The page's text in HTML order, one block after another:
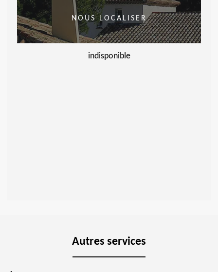
NOUS LOCALISER
indisponible
Autres services